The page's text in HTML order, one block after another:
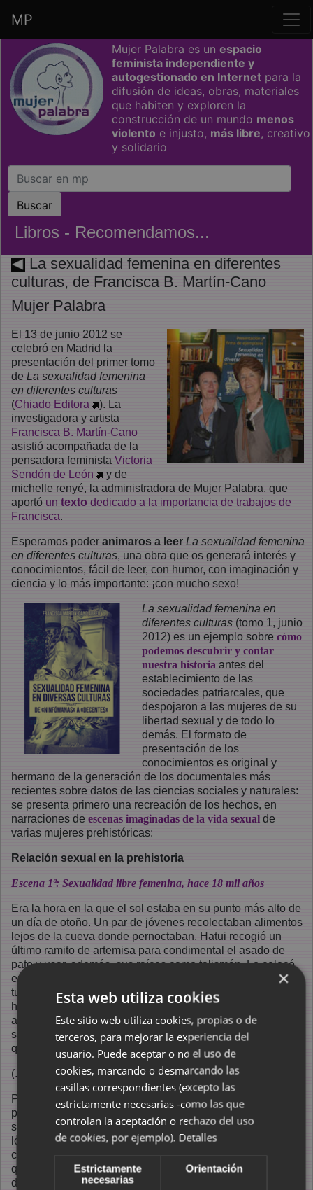
Saltar grupo de enlaces
MP
Mujer Palabra es un espacio
feminista independiente y
autogestionado en Internet para la
difusión de ideas, obras, materiales
que habiten y exploren la
construcción de un mundo menos
violento e injusto, más libre, creativo
y solidario
Libros - Recomendamos...
La sexualidad femenina en diferentes
culturas, de Francisca B. Martín-Cano
Mujer Palabra
El 13 de junio 2012 se
celebró en Madrid la
presentación del primer tomo
de La sexualidad femenina
en diferentes culturas
(Chiado Editora
). La
investigadora y artista
Francisca B. Martín-Cano
asistió acompañada de la
pensadora feminista Victoria
Sendón de León
y de
michelle renyé, la administradora de Mujer Palabra, que
aportó un texto dedicado a la importancia de trabajos de
Francisca.
Esperamos poder animaros a leer La sexualidad femenina
en diferentes culturas, una obra que os generará interés y
conocimientos, fácil de leer, con humor, con imaginación y
ciencia y lo más importante: ¡con mucho sexo!
La sexualidad femenina en
diferentes culturas (tomo 1, junio
2012) es un ejemplo sobre cómo
podemos descubrir y contar
nuestra historia antes del
establecimiento de las
sociedades patriarcales, que
despojaron a las mujeres de su
libertad sexual y de todo lo
demás. El formato de
presentación de los
conocimientos es original y
hermano de la generación de los documentales más
recientes sobre datos de las ciencias sociales y naturales:
se presenta primero una recreación de los hechos, en
narraciones de escenas imaginadas de la vida sexual de
varias mujeres prehistóricas:
Relación sexual en la prehistoria
Escena 1ª: Sexualidad libre femenina, hace 18 mil años
Era la hora en la que el sol estaba en su punto más alto de
un día de otoño. Un par de jóvenes recolectaban alimentos
lejos de la cueva donde pernoctaban. Hatui recogió un
último ramito de artemisa para condimental el asado de
pato y usar, además, sus raíces como talismán. Lo colocó
encima de su canasta de juncos repleta de semillas,
tubérculos, frutas, miedl, caracoles, lagartijas, ratones,
huevos y pájaros. Acabada la recolección, se acercó a su
amiga que, cargada con su hijo en un cestillo a la espalda,
seguía aprovisionándose un poco alejada de ella y le dijo
que la esperaba en la orilla descansando.
(...)
Para
presentarse
seguidamente
los datos y
conocimientos
que sustentan
dicha
×
Esta web utiliza cookies
Este sitio web utiliza cookies, propias o de
terceros, para mejorar la experiencia del
usuario. Puede aceptar o no el uso de
cookies, marcando o desmarcando las
casillas correspondientes (excepto las
estrictamente necesarias -como las que
controlan la aceptación o rechazo del uso
de cookies, por ejemplo). Detalles
Estrictamente
necesarias
Orientación